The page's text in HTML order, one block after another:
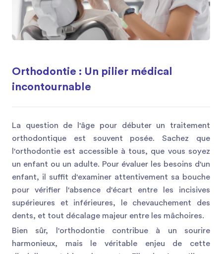
Orthodontie : Un pilier médical
incontournable
La question de l'âge pour débuter un traitement
orthodontique est souvent posée. Sachez que
l'orthodontie est accessible à tous, que vous soyez
un enfant ou un adulte. Pour évaluer les besoins d'un
enfant, il suffit d'examiner attentivement sa bouche
pour vérifier l'absence d'écart entre les incisives
supérieures et inférieures, le chevauchement des
dents, et tout décalage majeur entre les mâchoires.
Bien sûr, l'orthodontie contribue à un sourire
harmonieux, mais le véritable enjeu de cette